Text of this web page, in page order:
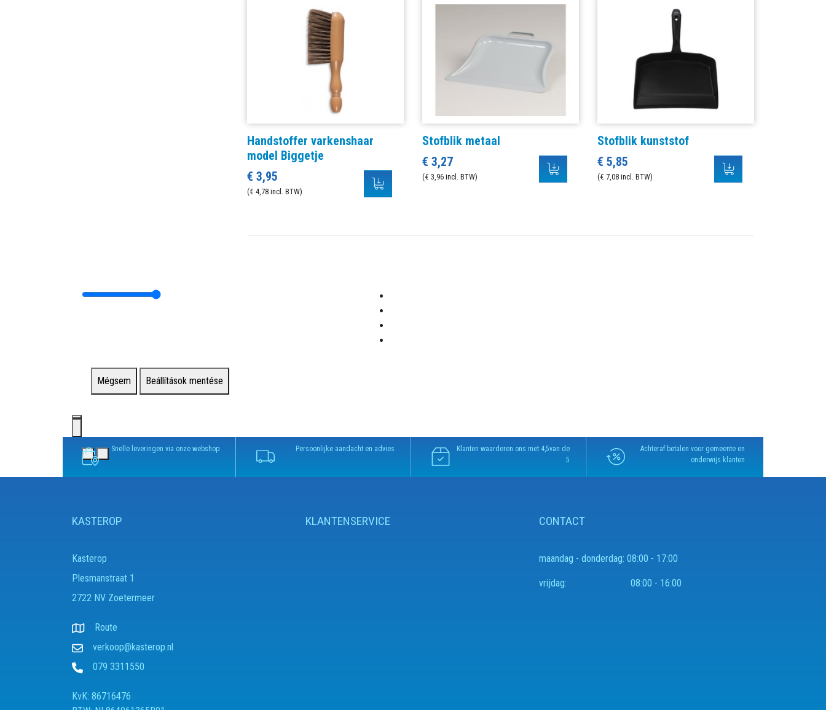
Handstoffer varkenshaar
model Biggetje
€ 3,95
(€ 4,78 incl. BTW)
Stofblik metaal
€ 3,27
(€ 3,96 incl. BTW)
Stofblik kunststof
€ 5,85
(€ 7,08 incl. BTW)
Mégsem Beállítások mentése
Snelle leveringen via onze webshop Persoonlijke aandacht en advies
Klanten waarderen ons met 4,5van de
5
Achteraf betalen voor gemeente en
onderwijs klanten
KASTEROP
Kasterop
Plesmanstraat 1
2722 NV Zoetermeer
Route
verkoop@kasterop.nl
079 3311550
KvK: 86716476
KLANTENSERVICE CONTACT
maandag - donderdag: 08:00 - 17:00
vrijdag: 08:00 - 16:00